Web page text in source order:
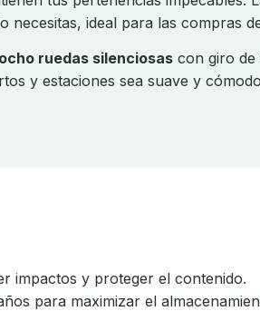
ideal para las compras
ocho ruedas silenciosascon giro de
y estaciones sea suave y
impactos y proteger el contenido.
para maximizar el